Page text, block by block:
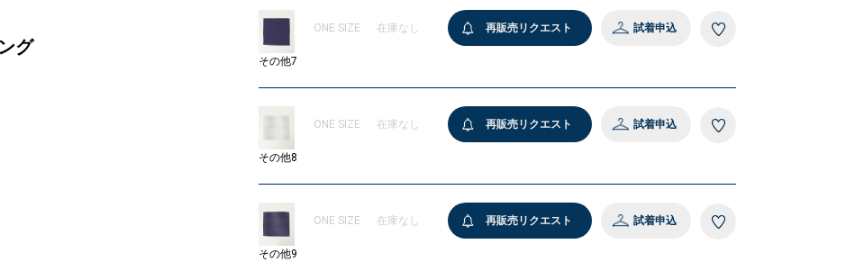
グ
その他7
ONE SIZE 在庫なし 再販売リクエスト 試着申込
その他8
ONE SIZE 在庫なし 再販売リクエスト 試着申込
その他9
ONE SIZE 在庫なし 再販売リクエスト 試着申込